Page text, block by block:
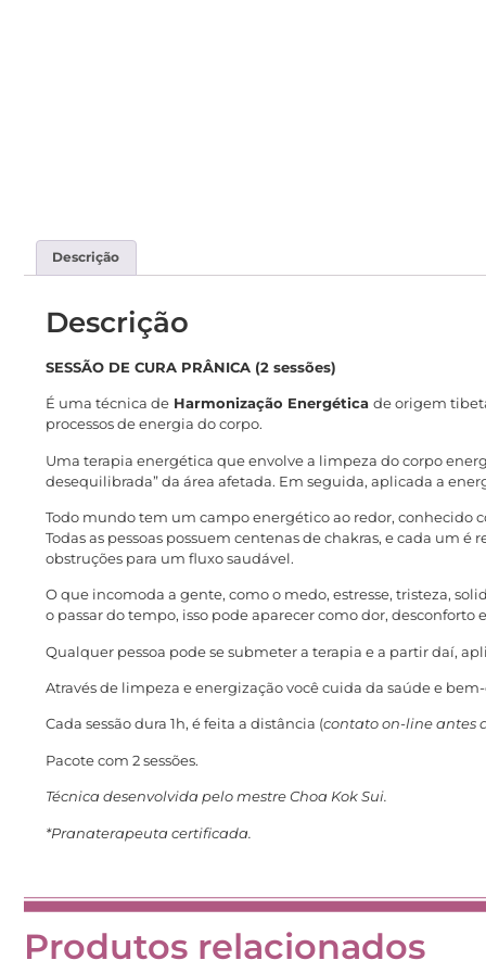
Descrição
Descrição
SESSÃO DE CURA PRÂNICA (2 sessões)
É uma técnica de Harmonização Energética de origem
processos de energia do corpo.
Uma terapia energética que envolve a limpeza do corpo
desequilibrada” da área afetada. Em seguida, aplicada a
Todo mundo tem um campo energético ao redor, conhecido
Todas as pessoas possuem centenas de chakras, e cada um
obstruções para um fluxo saudável.
O que incomoda a gente, como o medo, estresse, tristeza,
o passar do tempo, isso pode aparecer como dor, desconforto
Qualquer pessoa pode se submeter a terapia e a partir daí,
Através de limpeza e energização você cuida da saúde e
Cada sessão dura 1h, é feita a distância (contato on-line antes
Pacote com 2 sessões.
Técnica desenvolvida pelo mestre Choa Kok Sui.
*Pranaterapeuta certificada.
Produtos relacionados